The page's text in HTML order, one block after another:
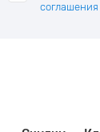
соглашения